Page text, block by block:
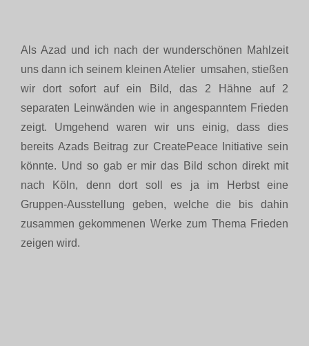
Als Azad und ich nach der wunderschönen Mahlzeit
uns dann ich seinem kleinen Atelier umsahen, stießen
wir dort sofort auf ein Bild, das 2 Hähne auf 2
separaten Leinwänden wie in angespanntem Frieden
zeigt. Umgehend waren wir uns einig, dass dies
bereits Azads Beitrag zur CreatePeace Initiative sein
könnte. Und so gab er mir das Bild schon direkt mit
nach Köln, denn dort soll es ja im Herbst eine
Gruppen-Ausstellung geben, welche die bis dahin
zusammen gekommenen Werke zum Thema Frieden
zeigen wird.